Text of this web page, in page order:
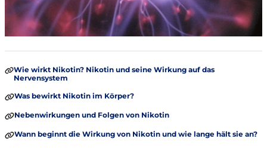
Wie wirkt Nikotin? Nikotin und seine Wirkung auf das
Nervensystem
Was bewirkt Nikotin im Körper?
Nebenwirkungen und Folgen von Nikotin
Wann beginnt die Wirkung von Nikotin und wie lange hält sie an?